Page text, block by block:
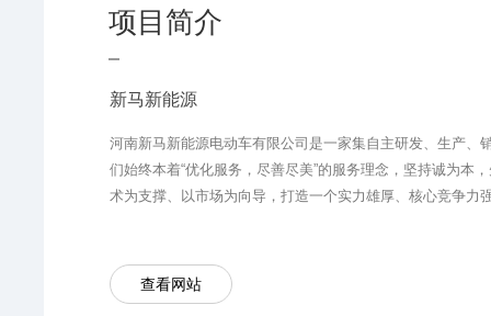
项目简介
新马新能源
河南新马新能源电动车有限公司是一家集自主研发、生产、
们始终本着“优化服务，尽善尽美”的服务理念，坚持诚为本
术为支撑、以市场为向导，打造一个实力雄厚、核心竞争力
查看网站